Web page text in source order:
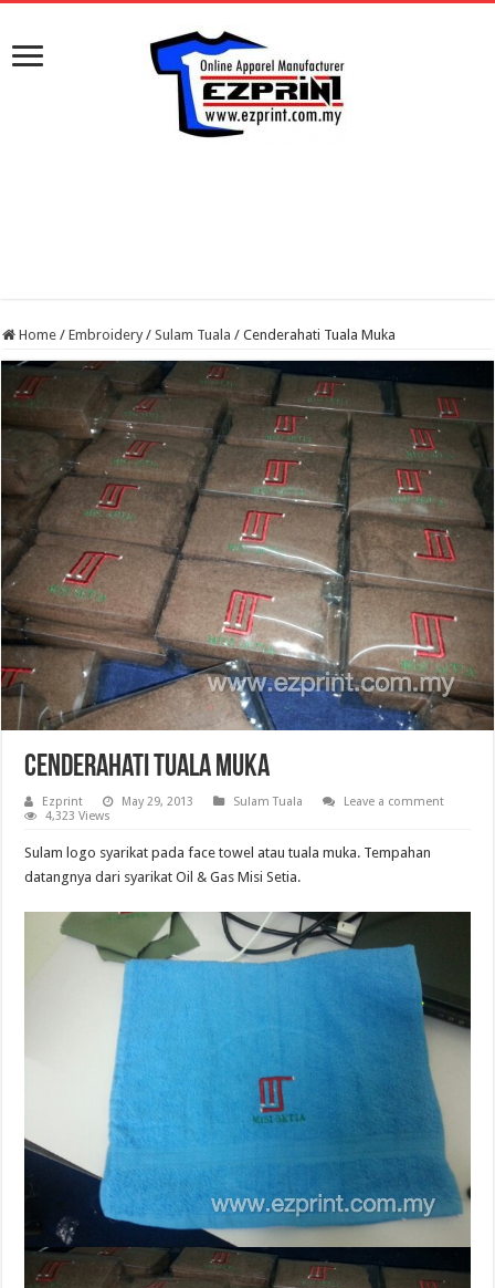
Home / Embroidery / Sulam Tuala / Cenderahati Tuala Muka
Cenderahati Tuala Muka
Ezprint May 29, 2013 Sulam Tuala
Leave a comment
4,323 Views
Sulam logo syarikat pada face towel atau tuala muka. Tempahan
datangnya dari syarikat Oil & Gas Misi Setia.